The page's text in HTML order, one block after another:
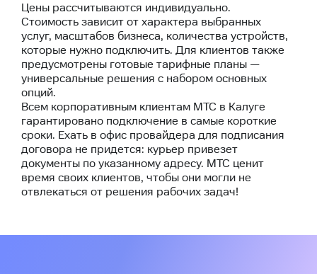
Цены рассчитываются индивидуально.
Стоимость зависит от характера выбранных
услуг, масштабов бизнеса, количества устройств,
которые нужно подключить. Для клиентов также
предусмотрены готовые тарифные планы —
универсальные решения с набором основных
опций.
Всем корпоративным клиентам МТС в Калуге
гарантировано подключение в самые короткие
сроки. Ехать в офис провайдера для подписания
договора не придется: курьер привезет
документы по указанному адресу. МТС ценит
время своих клиентов, чтобы они могли не
отвлекаться от решения рабочих задач!